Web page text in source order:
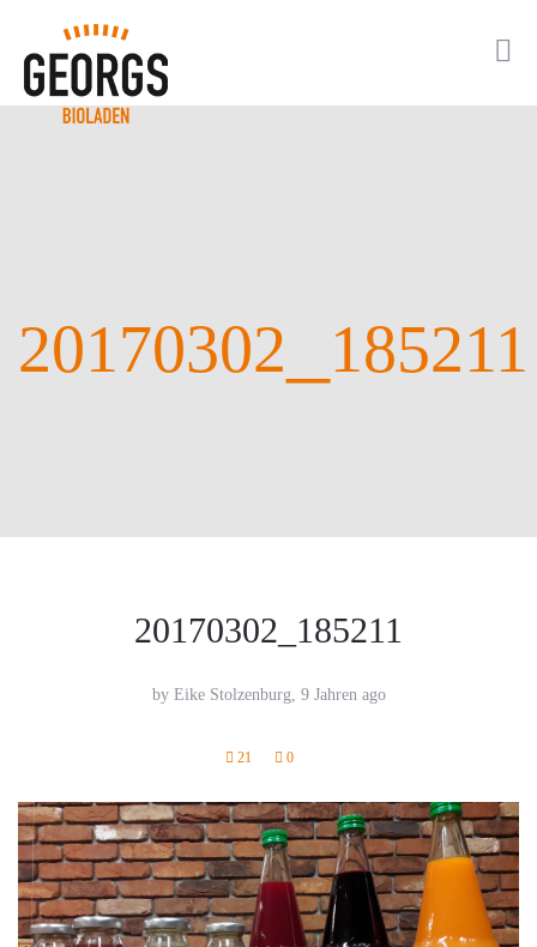
20170302 185211
20170302_185211
by Eike Stolzenburg, 9 Jahren ago
21 0